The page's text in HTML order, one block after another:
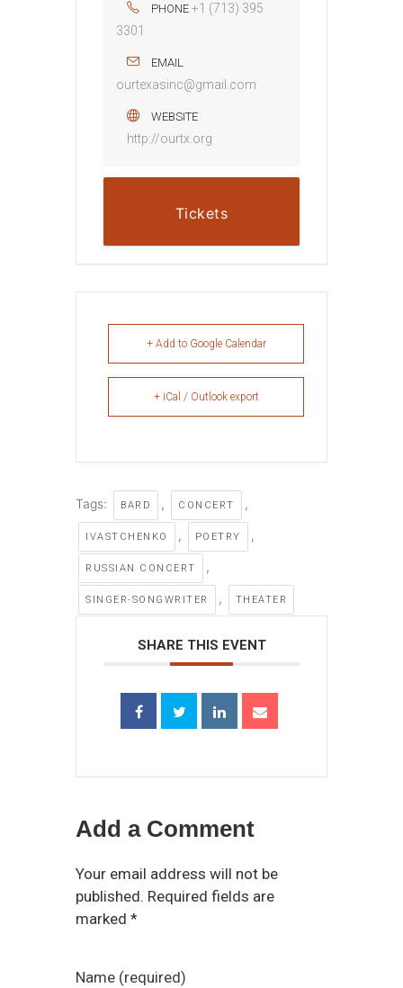
PHONE +1 (713) 395
3301
EMAIL
ourtexasinc@gmail.com
WEBSITE
http://ourtx.org
Tickets
+ Add to Google Calendar
+ iCal / Outlook export
Tags: BARD , CONCERT ,
IVASTCHENKO , POETRY ,
RUSSIAN CONCERT ,
SINGER-SONGWRITER , THEATER
SHARE THIS EVENT
Add a Comment
Your email address will not be
published. Required fields are
marked *
Name (required)